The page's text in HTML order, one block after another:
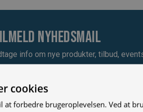
nyhedsmail
info om nye produkter, tilbud,
cookies
at forbedre brugeroplevelsen. Ved at